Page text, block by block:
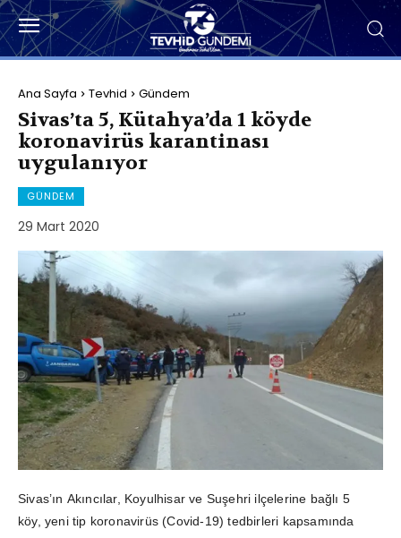
Ana Sayfa Tevhid Gündem
Sivas’ta 5, Kütahya’da 1 köyde
koronavirüs karantinası
uygulanıyor
GÜNDEM
29 Mart 2020
Sivas’ın Akıncılar, Koyulhisar ve Suşehri ilçelerine bağlı 5
köy, yeni tip koronavirüs (Covid-19) tedbirleri kapsamında